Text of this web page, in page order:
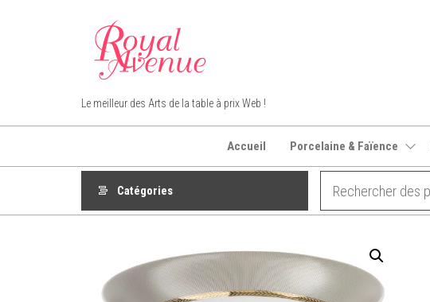
Royal Avenue
Le meilleur des Arts de la table à prix Web !
Accueil Porcelaine & Faïence
Catégories